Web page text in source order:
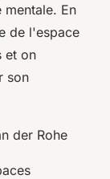
En
de l'espace
et on
son
der Rohe